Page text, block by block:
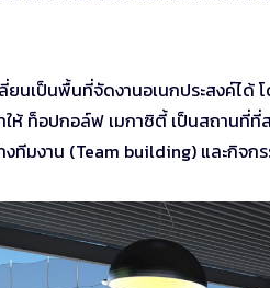
นเป็นพื้นที่จัดงานอเนกประสงค์ได้
ให้ ท็อปกอล์ฟ เมกาซิตี้ เป็นสถาน
งทีมงาน (Team building) และกิจก